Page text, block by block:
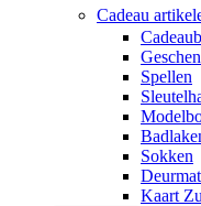
Cadeau
Spellen
Sokken
Kaart